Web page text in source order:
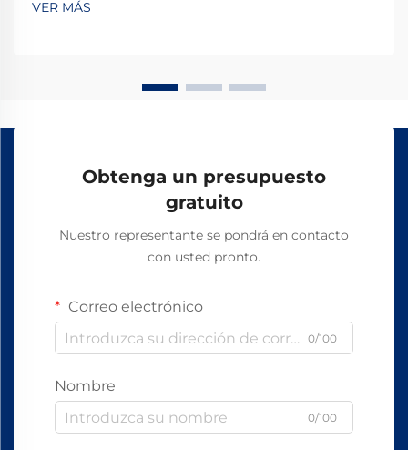
VER MÁS
Obtenga un presupuesto
gratuito
Nuestro representante se pondrá en contacto
con usted pronto.
Correo electrónico
0/100
Nombre
0/100